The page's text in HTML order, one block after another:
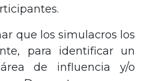
que los simulacros los
para identificar un
de influencia y/o